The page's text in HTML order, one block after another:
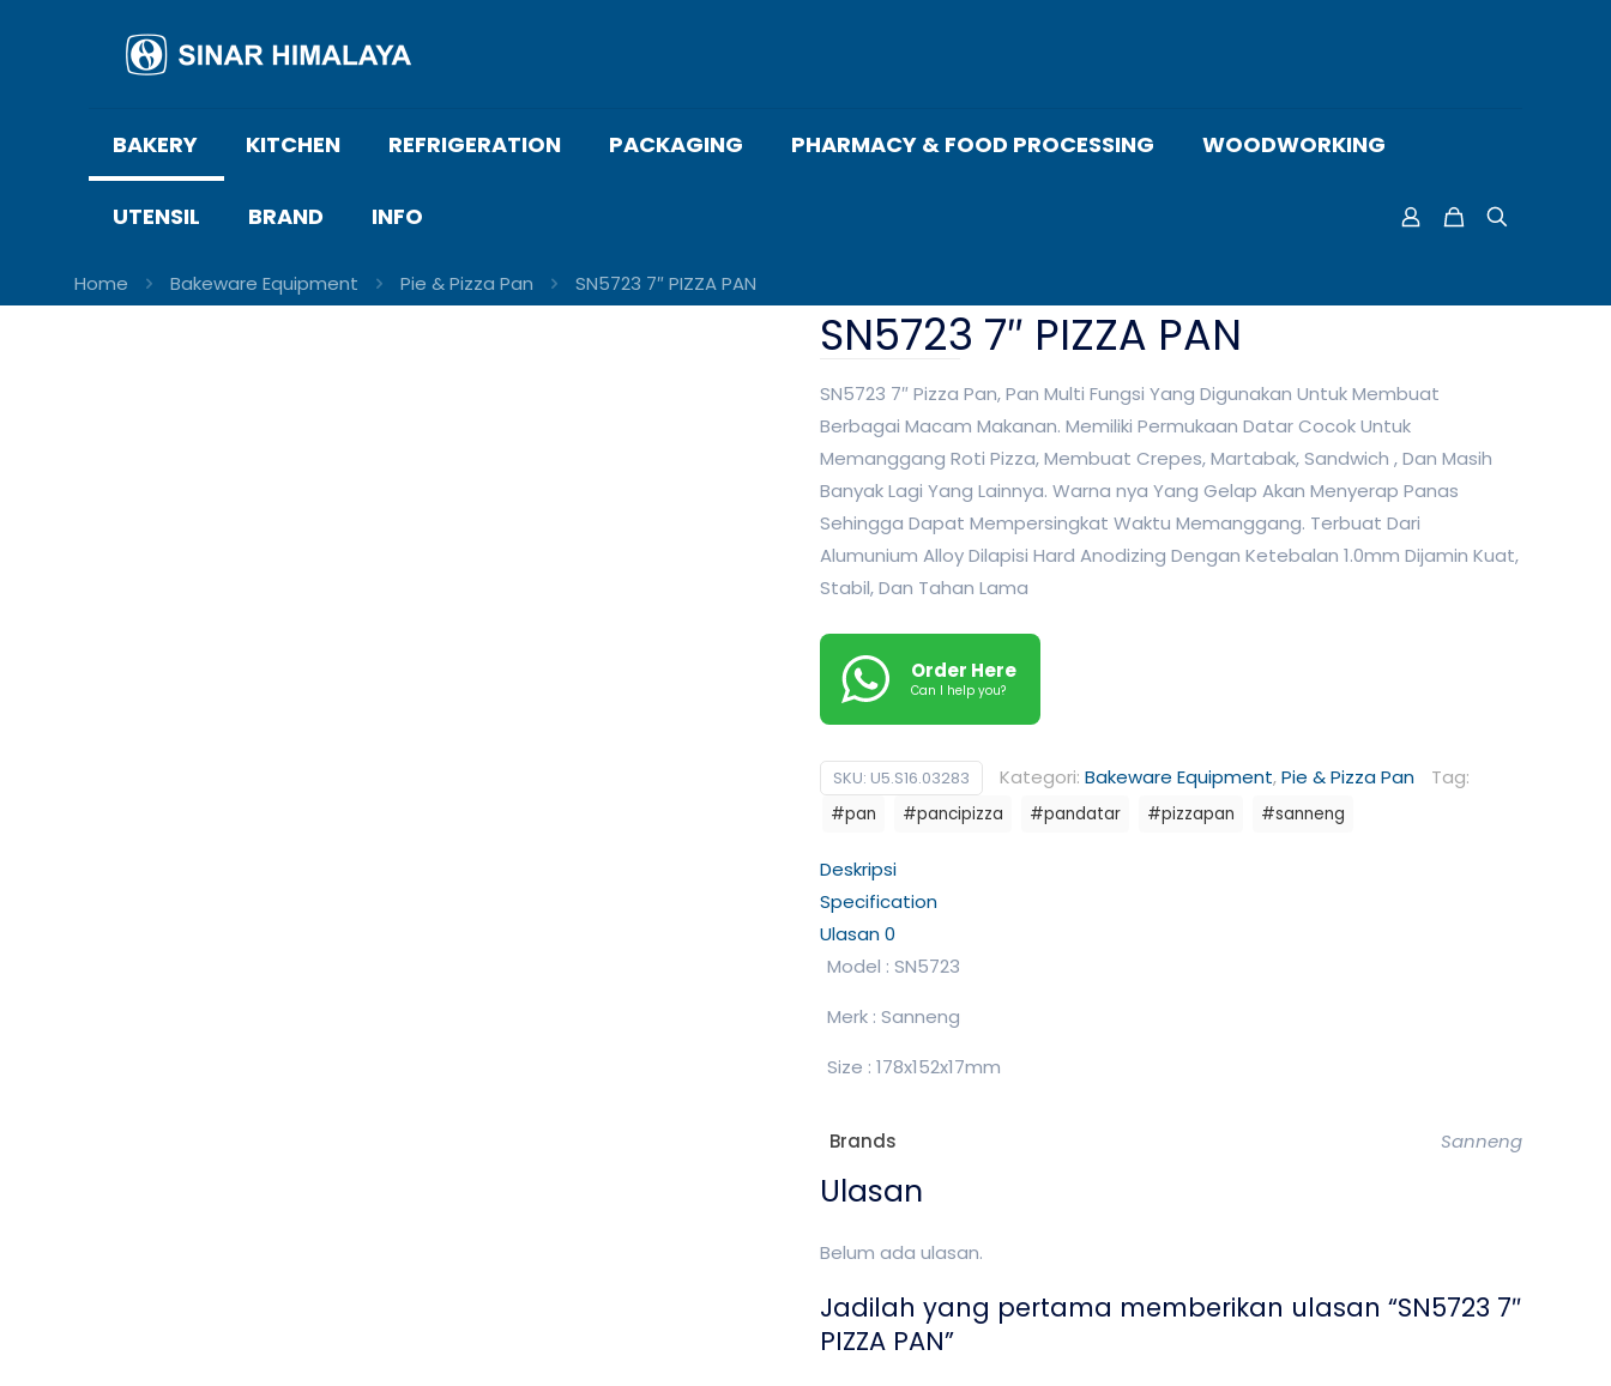
BAKERY KITCHEN REFRIGERATION PACKAGING PHARMACY & FOOD PROCESSING WOODWORKING
UTENSIL BRAND INFO
Home Bakeware Equipment Pie & Pizza Pan SN5723 7″ PIZZA PAN
SN5723 7″ PIZZA PAN
SN5723 7″ Pizza Pan, Pan Multi Fungsi Yang Digunakan Untuk Membuat
Berbagai Macam Makanan. Memiliki Permukaan Datar Cocok Untuk
Memanggang Roti Pizza, Membuat Crepes, Martabak, Sandwich , Dan Masih
Banyak Lagi Yang Lainnya. Warna nya Yang Gelap Akan Menyerap Panas
Sehingga Dapat Mempersingkat Waktu Memanggang. Terbuat Dari
Alumunium Alloy Dilapisi Hard Anodizing Dengan Ketebalan 1.0mm Dijamin Kuat,
Stabil, Dan Tahan Lama
Order Here
Can I help you?
SKU: U5.S16.03283 Kategori: Bakeware Equipment,Pie & Pizza Pan Tag:
#pan #pancipizza #pandatar #pizzapan #sanneng
Deskripsi
Specification
Ulasan0
Model : SN5723
Merk : Sanneng
Size : 178x152x17mm
Brands Sanneng
Ulasan
Belum ada ulasan.
Jadilah yang pertama memberikan ulasan “SN5723 7″
PIZZA PAN”